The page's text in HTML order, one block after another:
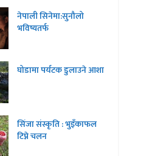
नेपाली सिनेमा:सुनौलो
भविष्यतर्फ
घोडामा पर्यटक डुलाउने आशा
सिंजा संस्कृति : भुइँकाफल
टिप्ने चलन